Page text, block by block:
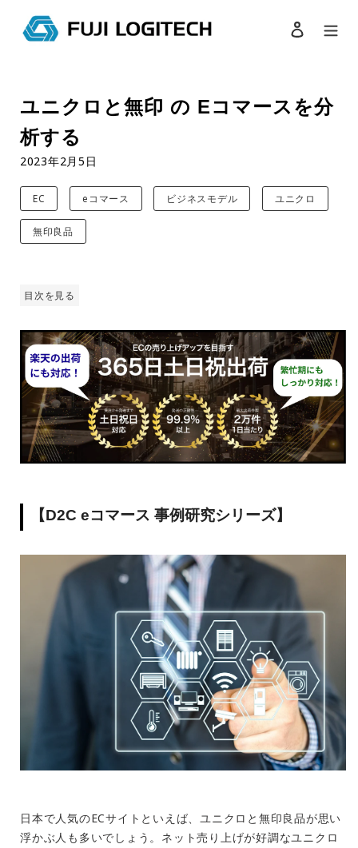
検索
ログイン
ユニクロと無印 の Eコマースを分
析する
2023年2月5日
EC eコマース ビジネスモデル ユニクロ
無印良品
目次を見る
【D2C eコマース 事例研究シリーズ】
日本で人気のECサイトといえば、ユニクロと無印良品が思い
浮かぶ人も多いでしょう。ネット売り上げが好調なユニクロ